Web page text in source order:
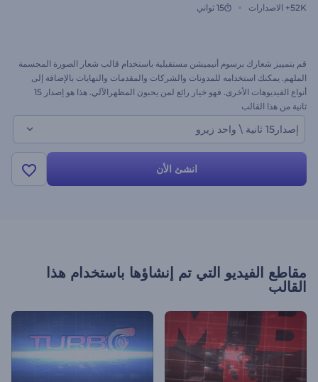
52K+ الاصدارات 15 ثواني
قم بتمييز شعارك برسوم أنيميشن مستقبلية باستخدام قالب شعار الصورة المجسمة
الملهم. يمكنك استخدامه للمدونات والشركات والمقدمات والنهايات بالإضافة إلى
أنواع الفيديوهات الأخرى. فهو خيار رائع لمن يحبون المظهرالآلي. هذا هو إصدار 15
ثانية من هذا القالب
إصدار15 ثانية \ واحد زيرو
انشئ الأن
مقاطع الفيديو التي تم إنشاؤها باستخدام هذا
القالب